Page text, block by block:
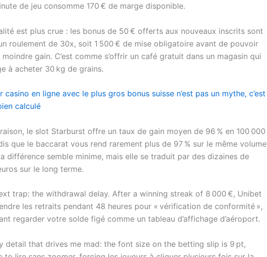
de jeu consomme 170 € de marge disponible.
est plus crue : les bonus de 50 € offerts aux nouveaux inscrits sont
roulement de 30x, soit 1 500 € de mise obligatoire avant de pouvoir
gain. C’est comme s’offrir un café gratuit dans un magasin qui
à acheter 30 kg de grains.
casino en ligne avec le plus gros bonus suisse n’est pas un mythe, c’est
calculé
le slot Starburst offre un taux de gain moyen de 96 % en 100 000
que le baccarat vous rend rarement plus de 97 % sur le même volume
différence semble minime, mais elle se traduit par des dizaines de
sur le long terme.
trap: the withdrawal delay. After a winning streak of 8 000 €, Unibet
les retraits pendant 48 heures pour « vérification de conformité »,
regarder votre solde figé comme un tableau d’affichage d’aéroport.
detail that drives me mad: the font size on the betting slip is 9 pt,